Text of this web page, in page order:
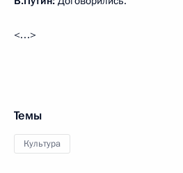
<…>
Темы
Культура